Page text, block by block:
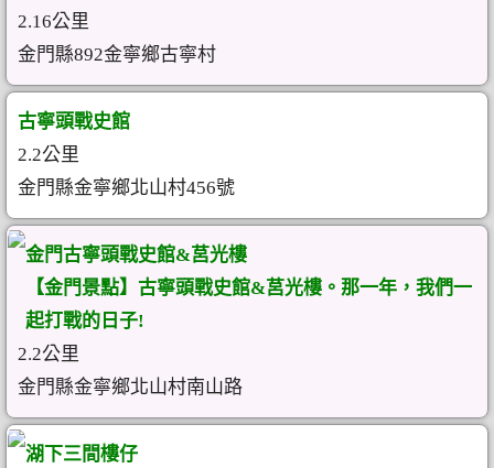
2.16公里
金門縣892金寧鄉古寧村
古寧頭戰史館
2.2公里
金門縣金寧鄉北山村456號
金門古寧頭戰史館&莒光樓
【金門景點】古寧頭戰史館&莒光樓。那一年，我們一
起打戰的日子!
2.2公里
金門縣金寧鄉北山村‎南山路
湖下三間樓仔